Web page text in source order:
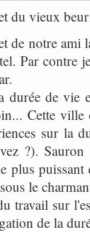
du vieux
de notre ami
Par contre
durée de vie
Cette ville
sur la
?).
plus
le
travail sur
de la